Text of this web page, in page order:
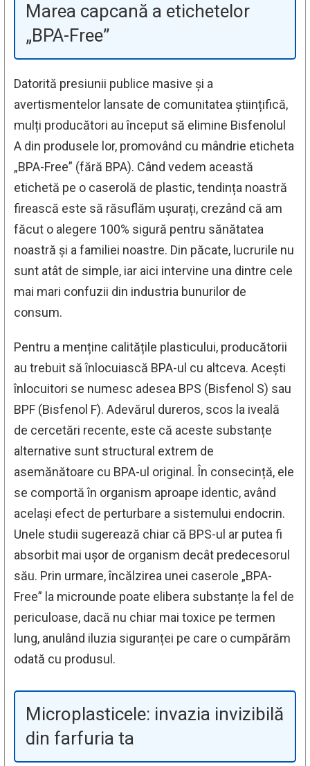
Marea capcană a etichetelor
„BPA-Free”
Datorită presiunii publice masive și a
avertismentelor lansate de comunitatea științifică,
mulți producători au început să elimine Bisfenolul
A din produsele lor, promovând cu mândrie eticheta
„BPA-Free” (fără BPA). Când vedem această
etichetă pe o caserolă de plastic, tendința noastră
firească este să răsuflăm ușurați, crezând că am
făcut o alegere 100% sigură pentru sănătatea
noastră și a familiei noastre. Din păcate, lucrurile nu
sunt atât de simple, iar aici intervine una dintre cele
mai mari confuzii din industria bunurilor de
consum.
Pentru a menține calitățile plasticului, producătorii
au trebuit să înlocuiască BPA-ul cu altceva. Acești
înlocuitori se numesc adesea BPS (Bisfenol S) sau
BPF (Bisfenol F). Adevărul dureros, scos la iveală
de cercetări recente, este că aceste substanțe
alternative sunt structural extrem de
asemănătoare cu BPA-ul original. În consecință, ele
se comportă în organism aproape identic, având
același efect de perturbare a sistemului endocrin.
Unele studii sugerează chiar că BPS-ul ar putea fi
absorbit mai ușor de organism decât predecesorul
său. Prin urmare, încălzirea unei caserole „BPA-
Free” la microunde poate elibera substanțe la fel de
periculoase, dacă nu chiar mai toxice pe termen
lung, anulând iluzia siguranței pe care o cumpărăm
odată cu produsul.
Microplasticele: invazia invizibilă
din farfuria ta